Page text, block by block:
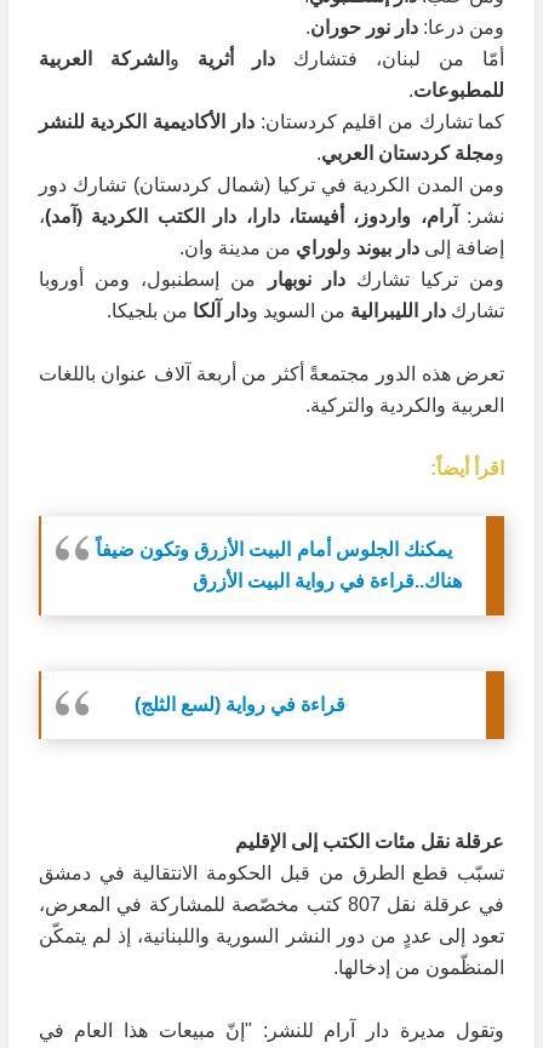
ومن درعا: دار نور حوران.
أمّا من لبنان، فتشاركدار أثرية و الشركة العربية
للمطبوعات.
كما تشارك من اقليم كردستان:دار الأكاديمية الكردية للنشر
ومجلة كردستان العربي.
ومن المدن الكردية في تركيا (شمال كردستان) تشارك دور
نشر:
آرام، واردوز، أفيستا، دارا، دار الكتب الكردية (آمد)،
إضافة إلى دار بيوند ولوراي من مدينة وان.
ومن تركيا تشاركدار نوبهار
من إسطنبول، ومن أوروبا
تشارك دار الليبرالية من السويد ودار آلكا من بلجيكا.
تعرض هذه الدور مجتمعةً أكثر من أربعة آلاف عنوان باللغات
العربية والكردية والتركية.
اقرأ أيضاً:
يمكنك الجلوس أمام البيت الأزرق وتكون ضيفاً
هناك..قراءة في رواية البيت الأزرق
قراءة في رواية (لسع الثلج)
عرقلة نقل مئات الكتب إلى الإقليم
تسبّب قطع الطرق من قبل الحكومة الانتقالية في دمشق
في عرقلة نقل 807 كتب مخصّصة للمشاركة في المعرض،
تعود إلى عددٍ من دور النشر السورية واللبنانية، إذ لم يتمكّن
المنظّمون من إدخالها.
وتقول مديرة دار آرام للنشر: "إنّ مبيعات هذا العام في